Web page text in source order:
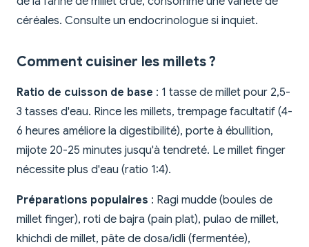
céréales. Consulte un endocrinologue si inquiet.
Comment cuisiner les millets ?
Ratio de cuisson de base : 1 tasse de millet pour 2,5-
3 tasses d'eau. Rince les millets, trempage facultatif (4-
6 heures améliore la digestibilité), porte à ébullition,
mijote 20-25 minutes jusqu'à tendreté. Le millet finger
nécessite plus d'eau (ratio 1:4).
Préparations populaires : Ragi mudde (boules de
millet finger), roti de bajra (pain plat), pulao de millet,
khichdi de millet, pâte de dosa/idli (fermentée),